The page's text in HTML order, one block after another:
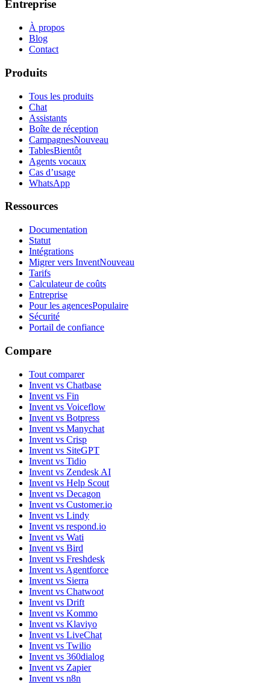
Entreprise
À propos
Blog
Contact
Produits
Tous les produits
Chat
Assistants
Boîte de réception
CampagnesNouveau
TablesBientôt
Agents vocaux
Cas d’usage
WhatsApp
Ressources
Documentation
Statut
Intégrations
Migrer vers InventNouveau
Tarifs
Calculateur de coûts
Entreprise
Pour les agencesPopulaire
Sécurité
Portail de confiance
Compare
Tout comparer
Invent vs Chatbase
Invent vs Fin
Invent vs Voiceflow
Invent vs Botpress
Invent vs Manychat
Invent vs Crisp
Invent vs SiteGPT
Invent vs Tidio
Invent vs Zendesk AI
Invent vs Help Scout
Invent vs Decagon
Invent vs Customer.io
Invent vs Lindy
Invent vs respond.io
Invent vs Wati
Invent vs Bird
Invent vs Freshdesk
Invent vs Agentforce
Invent vs Sierra
Invent vs Chatwoot
Invent vs Drift
Invent vs Kommo
Invent vs Klaviyo
Invent vs LiveChat
Invent vs Twilio
Invent vs 360dialog
Invent vs Zapier
Invent vs n8n